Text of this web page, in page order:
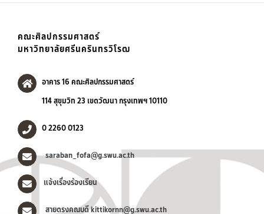
คณะศิลปกรรมศาสตร์
มหาวิทยาลัยศรีนครินทรวิโรฒ
อาคาร 16 คณะศิลปกรรมศาสตร์
114 สุขุมวิท 23 เขตวัฒนา กรุงเทพฯ 10110
0 2260 0123
saraban_fofa@g.swu.ac.th
แจ้งเรื่องร้องเรียน
สายตรงคณบดี kittikornn@g.swu.ac.th